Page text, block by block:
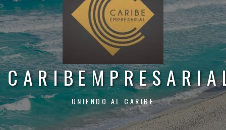
UNIENDO AL CARIBE